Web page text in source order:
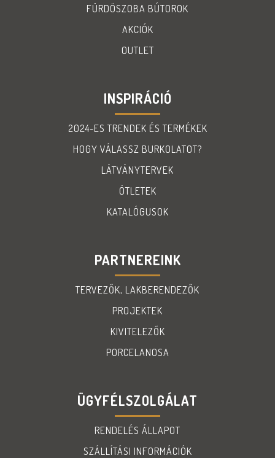
FÜRDÖSZOBA BÚTOROK
AKCIÓK
OUTLET
INSPIRÁCIÓ
2024-ES TRENDEK ÉS TERMÉKEK
HOGY VÁLASSZ BURKOLATOT?
LÁTVÁNYTERVEK
ÖTLETEK
KATALÓGUSOK
PARTNEREINK
TERVEZŐK, LAKBERENDEZŐK
PROJEKTEK
KIVITELEZŐK
PORCELANOSA
ÜGYFÉLSZOLGÁLAT
RENDELÉS ÁLLAPOT
SZÁLLÍTÁSI INFORMÁCIÓK